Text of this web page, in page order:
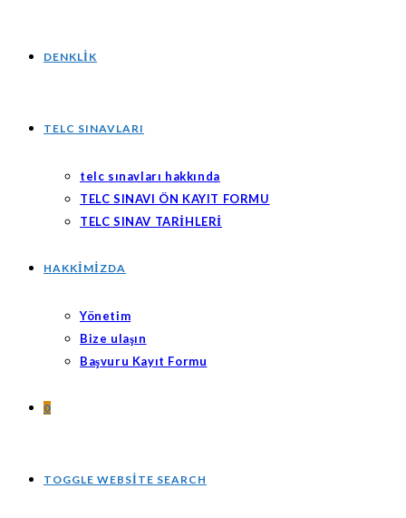
DENKLIK
TELC SINAVLARI
telc sınavları hakkında
TELC SINAVI ÖN KAYIT FORMU
TELC SINAV TARİHLERİ
HAKKIMIZDA
Yönetim
Bize ulaşın
Başvuru Kayıt Formu
0
TOGGLE WEBSITE SEARCH